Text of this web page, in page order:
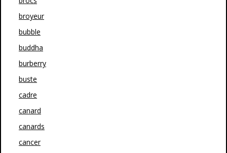
broyeur
bubble
buddha
burberry
buste
cadre
canard
canards
cancer